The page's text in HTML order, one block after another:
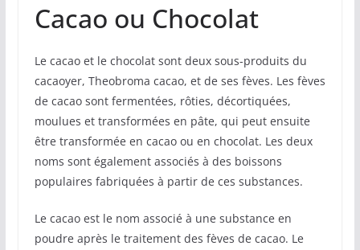
Cacao ou Chocolat
Le cacao et le chocolat sont deux sous-produits du
cacaoyer, Theobroma cacao, et de ses fèves. Les fèves
de cacao sont fermentées, rôties, décortiquées,
moulues et transformées en pâte, qui peut ensuite
être transformée en cacao ou en chocolat. Les deux
noms sont également associés à des boissons
populaires fabriquées à partir de ces substances.
Le cacao est le nom associé à une substance en
poudre après le traitement des fèves de cacao. Le